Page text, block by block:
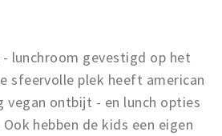
lunchroom gevestigd op het
sfeervolle plek heeft american
vegan ontbijt - en lunch opties
hebben de kids een eigen